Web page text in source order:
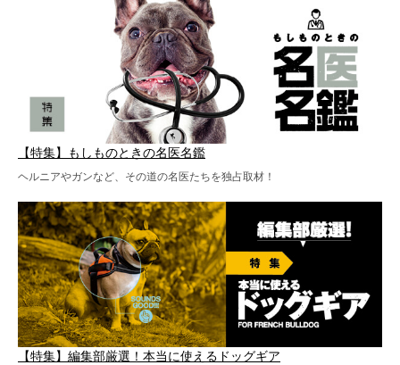
【特集】もしものときの名医名鑑
ヘルニアやガンなど、その道の名医たちを独占取材！
【特集】編集部厳選！本当に使えるドッグギア